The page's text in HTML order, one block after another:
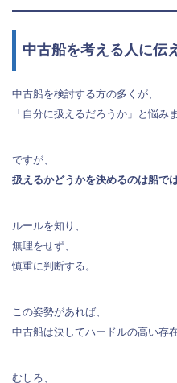
中古船を考える人に伝
中古船を検討する方の多くが、
「自分に扱えるだろうか」と悩みま
ですが、
扱えるかどうかを決めるのは船で
ルールを知り、
無理をせず、
慎重に判断する。
この姿勢があれば、
中古船は決してハードルの高い存
むしろ、